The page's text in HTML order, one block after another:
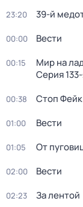
23:20 39-й
00:00 Вести
00:15 Мир на
Серия
00:38 Стоп Фейк
01:00 Вести
01:05 От
02:00 Вести
02:23 За лентой